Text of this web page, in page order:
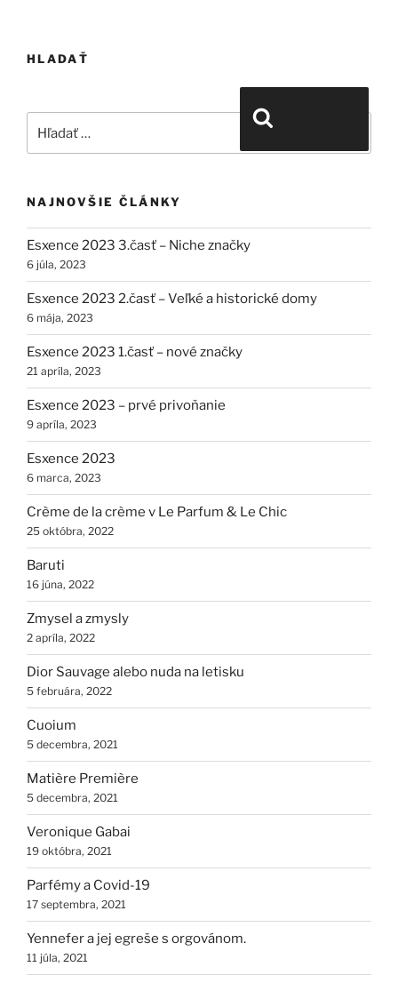
HLADAŤ
NAJNOVŠIE ČLÁNKY
Esxence 2023 3.časť – Niche značky
6 júla, 2023
Esxence 2023 2.časť – Veľké a historické domy
6 mája, 2023
Esxence 2023 1.časť – nové značky
21 apríla, 2023
Esxence 2023 – prvé privoňanie
9 apríla, 2023
Esxence 2023
6 marca, 2023
Crème de la crème v Le Parfum & Le Chic
25 októbra, 2022
Baruti
16 júna, 2022
Zmysel a zmysly
2 apríla, 2022
Dior Sauvage alebo nuda na letisku
5 februára, 2022
Cuoium
5 decembra, 2021
Matière Première
5 decembra, 2021
Veronique Gabai
19 októbra, 2021
Parfémy a Covid-19
17 septembra, 2021
Yennefer a jej egreše s orgovánom.
11 júla, 2021